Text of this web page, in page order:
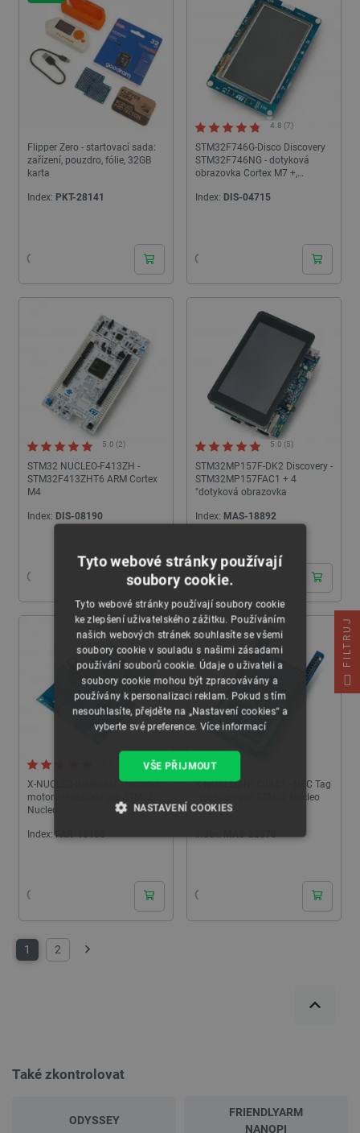
Flipper Zero - startovací sada:
zařízení, pouzdro, fólie, 32GB
karta
Index: PKT-28141
STM32F746G-Disco Discovery
STM32F746NG - dotyková
obrazovka Cortex M7 +,
4.8 (7)
Index: DIS-04715
STM32 NUCLEO-F413ZH -
STM32F413ZHT6 ARM Cortex
M4
5.0 (2)
Index: DIS-08190
STM32MP157F-DK2 Discovery -
STM32MP157FAC1 + 4
"dotyková obrazovka
5.0 (5)
Index: MAS-18892
X-NUCLEO-IHM08M1 - ovladač
motoru - rozšíření pro STM32
Nucleo
Index:FAR-15166
X-NUCLEO-NFC08A1 - NFC Tag
- rozšíření pro STM32 Nucleo
Index: MAS-22370
1 2 Další
Také zkontrolovat
ODYSSEY
FRIENDLYARM
NANOPI
FILTRUJ
Tyto webové stránky používají
soubory cookie.
Tyto webové stránky používají soubory cookie
ke zlepšení uživatelského zážitku. Používáním
našich webových stránek souhlasíte se všemi
soubory cookie v souladu s našimi zásadami
používání souborů cookie. Údaje o uživateli a
soubory cookie mohou být zpracovávány a
používány k personalizaci reklam. Pokud s tím
nesouhlasíte, přejděte na „Nastavení cookies“ a
vyberte své preference. Více informací
VŠE PŘIJMOUT
NASTAVENÍ COOKIES
VÝKONOVÉ SOUBORY
SOUBORY CÍLENÍ
uživatele a správa účtu. Webové stránky nelze bez
nezbytně nutných souborů cookie správně